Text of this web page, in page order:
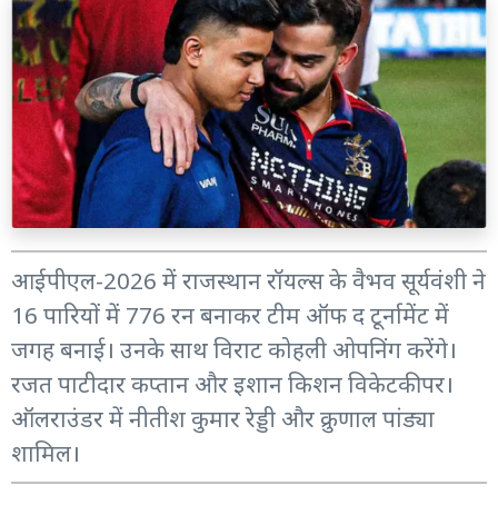
आईपीएल-2026 में राजस्थान रॉयल्स के वैभव सूर्यवंशी ने
16 पारियों में 776 रन बनाकर टीम ऑफ द टूर्नामेंट में
जगह बनाई। उनके साथ विराट कोहली ओपनिंग करेंगे।
रजत पाटीदार कप्तान और इशान किशन विकेटकीपर।
ऑलराउंडर में नीतीश कुमार रेड्डी और क्रुणाल पांड्या
शामिल।